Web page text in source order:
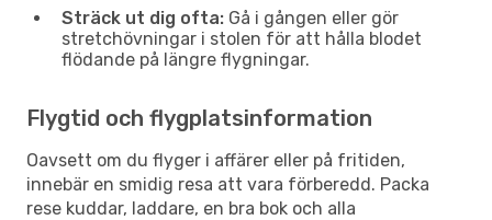
Sträck ut dig ofta: Gå i gången eller gör
stretchövningar i stolen för att hålla blodet
flödande på längre flygningar.
Flygtid och flygplatsinformation
Oavsett om du flyger i affärer eller på fritiden,
innebär en smidig resa att vara förberedd. Packa
rese kuddar, laddare, en bra bok och alla